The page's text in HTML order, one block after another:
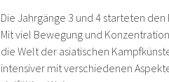
Die Jahrgänge 3 und 4 starteten
Mit viel Bewegung und
die Welt der asiatischen
intensiver mit verschiedenen